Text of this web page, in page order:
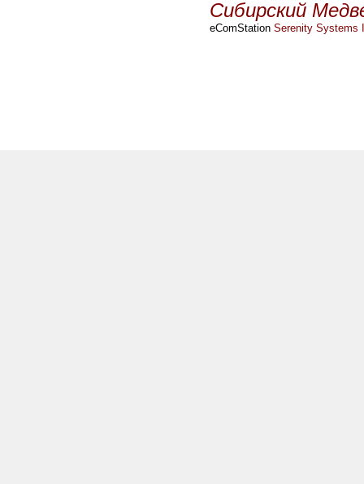
Сибирский
eComStationSerenity Systems